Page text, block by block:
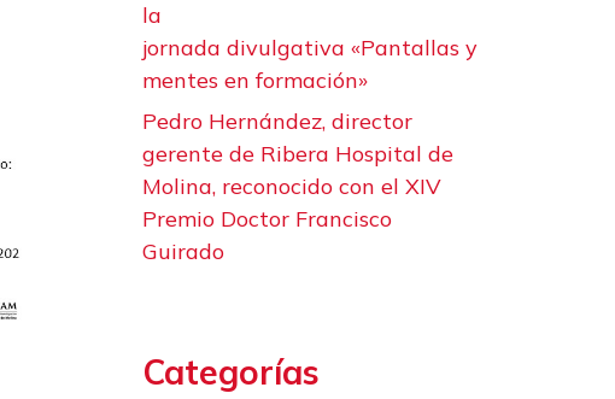
la
jornada divulgativa «Pantallas y
mentes en formación»
Pedro Hernández, director
gerente de Ribera Hospital de
Molina, reconocido con el XIV
Premio Doctor Francisco
Guirado
Categorías